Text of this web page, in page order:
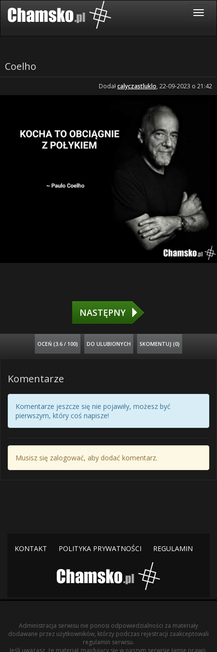
Coelho
Dodałcalyczastluklo, 22-09-2023 o 21:42
NASTĘPNY
OCEŃ (3.6 / 100) DO ULUBIONYCH SKOMENTUJ (0)
Komentarze
Komentarze jeszcze się nie pojawiły, możesz być
pierwszym, który coś napisze!
Musisz się zalogować, aby dodać komentarz.
KONTAKT POLITYKA PRYWATNOŚCI REGULAMIN
Administracja serwisu nie ponosi odpowiedzialności za materiały
dodawane przez użytkowników, którzy podczas rejestracji zaakceptowali
regulamin serwisu.
Jeśli uważasz, że materiał znajdujący się w naszym serwisie łamie prawo,